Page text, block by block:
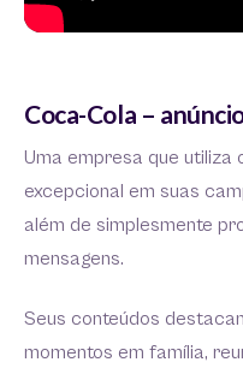
Coca-Cola –
Uma empresa que
excepcional em suas
além de simplesmente
mensagens.
Seus conteúdos
momentos em família,